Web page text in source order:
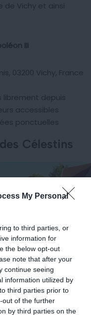
My Personal
to third parties, or
information for
the below opt-out
note that after your
continue seeing
information utilized by
third parties prior to
out of the further
by third parties on the
de Vichy et ainsi
III
03200 Vichy, France
librement depuis
accessibles
ponctuelles
Célestins
: Wikimédia – Jojovichy